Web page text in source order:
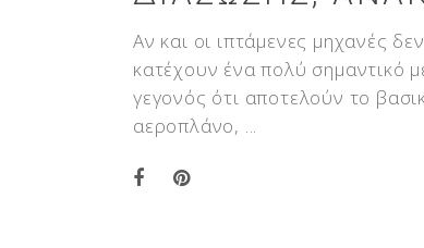
Αν και οι ιπτάμενες μηχανές
κατέχουν ένα πολύ σημαντικό
γεγονός ότι αποτελούν το
αεροπλάνο,